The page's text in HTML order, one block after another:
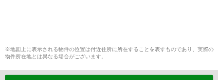
※地図上に表示される物件の位置は付近住所に所在することを表すものであり、実際の
物件所在地とは異なる場合がございます。